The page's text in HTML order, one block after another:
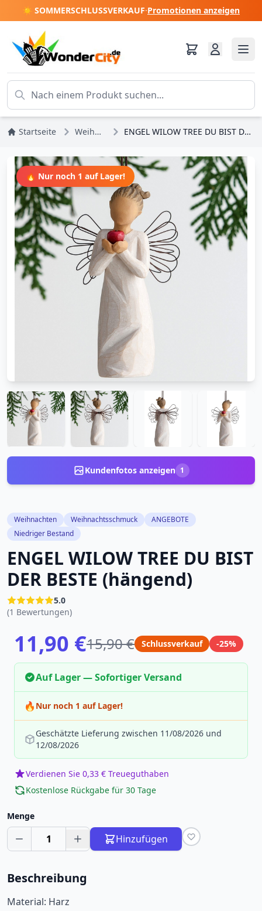
☀️ SOMMERSCHLUSSVERKAUF·Promotionen anzeigen
Startseite Weihnachten ENGEL WILOW TREE DU BIST DER BESTE (hängend)
🔥 Nur noch 1 auf Lager!
Kundenfotos anzeigen 1
Weihnachten Weihnachtsschmuck
ANGEBOTE
Niedriger Bestand
ENGEL WILOW TREE DU BIST
DER BESTE (hängend)
5.0
(1 Bewertungen)
11,90 €15,90 € Schlussverkauf -25%
Auf Lager — Sofortiger Versand
🔥 Nur noch 1 auf Lager!
Geschätzte Lieferung zwischen 11/08/2026 und
12/08/2026
Verdienen Sie 0,33 € Treueguthaben
Kostenlose Rückgabe für 30 Tage
Menge
1 Hinzufügen
Beschreibung
Material: Harz